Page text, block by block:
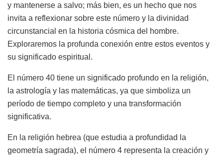
y mantenerse a salvo; más bien, es un hecho que nos
invita a reflexionar sobre este número y la divinidad
circunstancial en la historia cósmica del hombre.
Exploraremos la profunda conexión entre estos eventos y
su significado espiritual.
El número 40 tiene un significado profundo en la religión,
la astrología y las matemáticas, ya que simboliza un
período de tiempo completo y una transformación
significativa.
En la religión hebrea (que estudia a profundidad la
geometría sagrada), el número 4 representa la creación y